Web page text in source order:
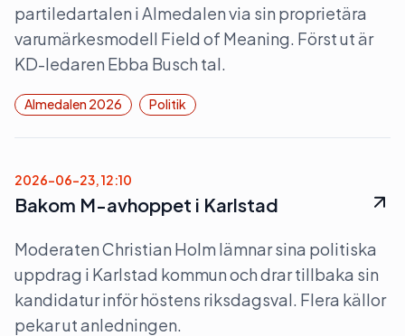
partiledartalen i Almedalen via sin proprietära
varumärkesmodell Field of Meaning. Först ut är
KD-ledaren Ebba Busch tal.
Almedalen 2026 Politik
2026-06-23, 12:10
Bakom M-avhoppet i Karlstad
Moderaten Christian Holm lämnar sina politiska
uppdrag i Karlstad kommun och drar tillbaka sin
kandidatur inför höstens riksdagsval. Flera källor
pekar ut anledningen.